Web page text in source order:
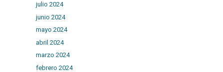
julio 2024
junio 2024
mayo 2024
abril 2024
marzo 2024
febrero 2024